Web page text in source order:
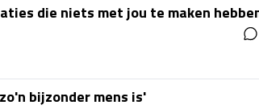
die niets met jou te maken
bijzonder mens is'